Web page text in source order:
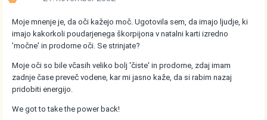
Moje mnenje je, da oči kažejo moč. Ugotovila sem, da imajo ljudje, ki
imajo kakorkoli poudarjenega škorpijona v natalni karti izredno
'močne' in prodorne oči. Se strinjate?
Moje oči so bile včasih veliko bolj 'čiste' in prodorne, zdaj imam
zadnje čase preveč vodene, kar mi jasno kaže, da si rabim nazaj
pridobiti energijo.
We got to take the power back!